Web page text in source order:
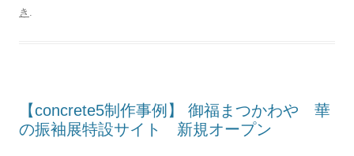
き
【concrete5制作事例】 御福まつかわや 華
の振袖展特設サイト 新規オープン